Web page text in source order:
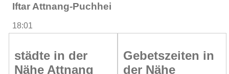
Iftar Attnang-Puchhei
18:01
städte in der
Nähe Attnang
Gebetszeiten in
der Nähe